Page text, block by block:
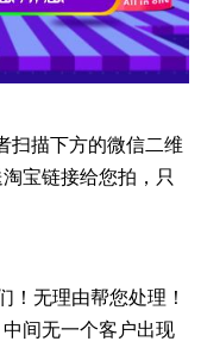
扫描下方的微信二维
宝链接给您拍，只
！无理由帮您处理！
间无一个客户出现